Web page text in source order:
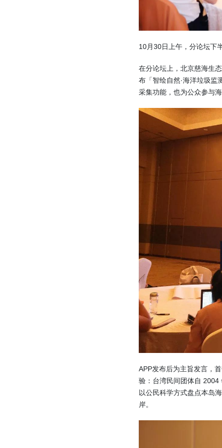
10月30日上午，分论坛下
在分论坛上，北京慈海生
布「智绘自然·海洋垃圾监
采集功能，也为公众参与
APP发布后为主旨发言，
验：台湾民间团体自
以公民科学方式盘点本岛
岸。